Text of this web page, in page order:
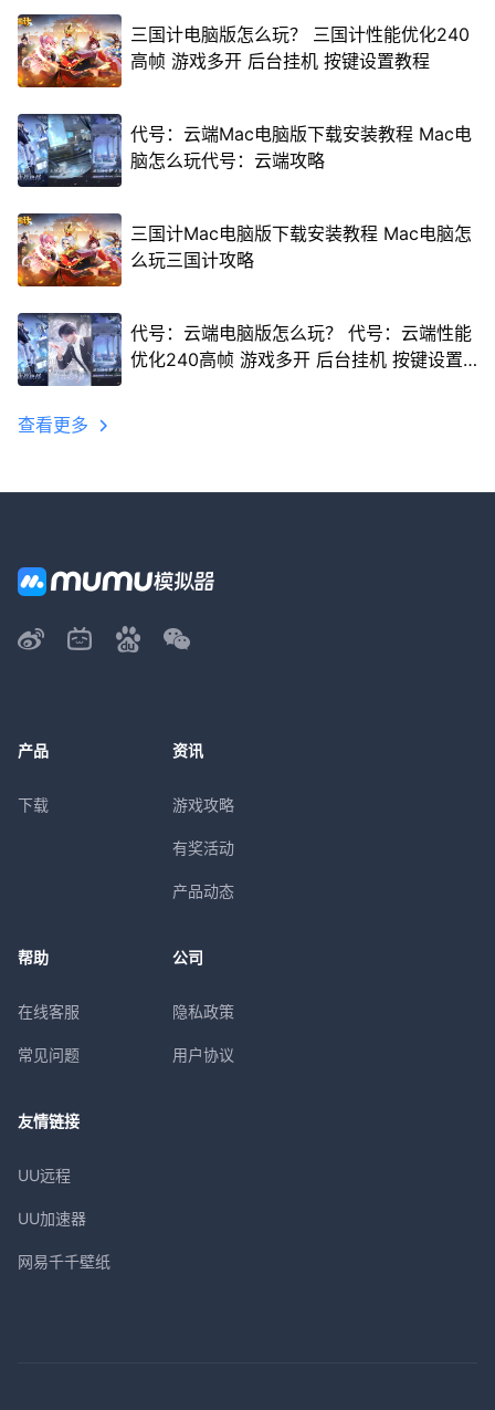
三国计电脑版怎么玩？ 三国计性能优化240
高帧 游戏多开 后台挂机 按键设置教程
代号：云端Mac电脑版下载安装教程 Mac电
脑怎么玩代号：云端攻略
三国计Mac电脑版下载安装教程 Mac电脑怎
么玩三国计攻略
代号：云端电脑版怎么玩？ 代号：云端性能
优化240高帧 游戏多开 后台挂机 按键设置
查看更多
产品
下载
资讯
游戏攻略
有奖活动
产品动态
帮助
在线客服
常见问题
公司
隐私政策
用户协议
友情链接
UU远程
UU加速器
网易千千壁纸